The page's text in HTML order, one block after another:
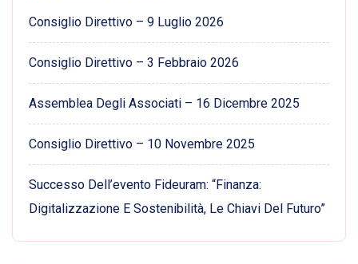
Consiglio Direttivo – 9 Luglio 2026
Consiglio Direttivo – 3 Febbraio 2026
Assemblea Degli Associati – 16 Dicembre 2025
Consiglio Direttivo – 10 Novembre 2025
Successo Dell’evento Fideuram: “Finanza:
Digitalizzazione E Sostenibilità, Le Chiavi Del Futuro”